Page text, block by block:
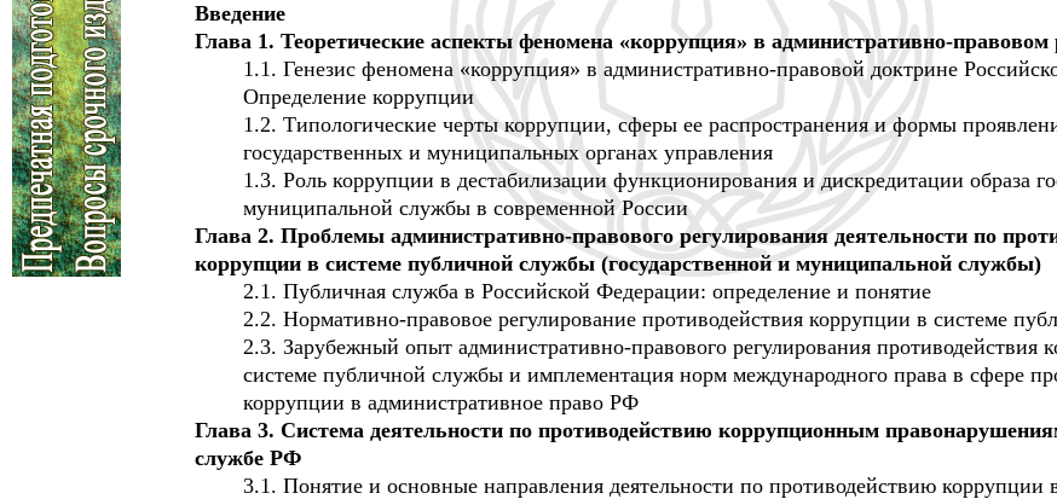
Введение
Глава 1. Теоретические аспекты феномена «коррупция» в административно-правовом
1.1. Генезис феномена «коррупция» в административно-правовой доктрине
Определение коррупции
1.2. Типологические черты коррупции, сферы ее распространения и формы
государственных и муниципальных органах управления
1.3. Роль коррупции в дестабилизации функционирования и дискредитации образа
муниципальной службы в современной России
Глава 2. Проблемы административно-правового регулирования деятельности по
коррупции в системе публичной службы (государственной и муниципальной службы)
2.1. Публичная служба в Российской Федерации: определение и понятие
2.2. Нормативно-правовое регулирование противодействия коррупции в системе
2.3. Зарубежный опыт административно-правового регулирования противодействия
системе публичной службы и имплементация норм международного права в сфере
коррупции в административное право РФ
Глава 3. Система деятельности по противодействию коррупционным
службе РФ
3.1. Понятие и основные направления деятельности по противодействию коррупции